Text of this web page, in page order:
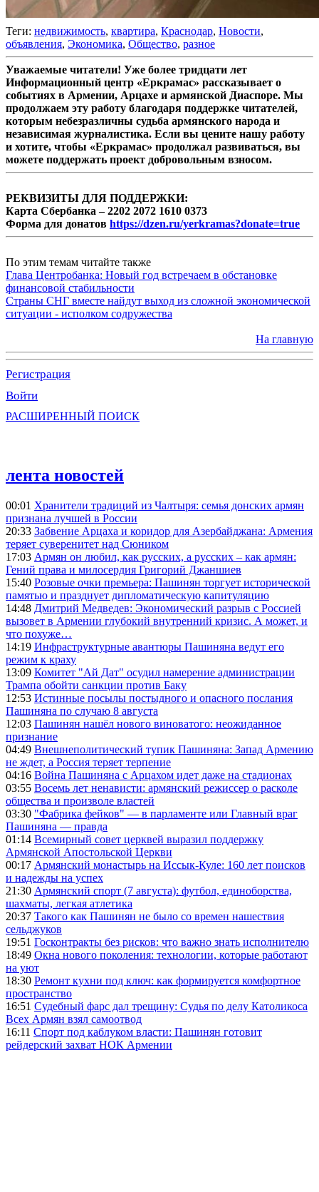
Теги: недвижимость, квартира, Краснодар, Новости,
объявления, Экономика, Общество, разное
Уважаемые читатели! Уже более тридцати лет
Информационный центр «Еркрамас» рассказывает о
событиях в Армении, Арцахе и армянской Диаспоре. Мы
продолжаем эту работу благодаря поддержке читателей,
которым небезразличны судьба армянского народа и
независимая журналистика. Если вы цените нашу работу
и хотите, чтобы «Еркрамас» продолжал развиваться, вы
можете поддержать проект добровольным взносом.
РЕКВИЗИТЫ ДЛЯ ПОДДЕРЖКИ:
Карта Сбербанка – 2202 2072 1610 0373
Форма для донатов https://dzen.ru/yerkramas?donate=true
По этим темам читайте также
Глава Центробанка: Новый год встречаем в обстановке
финансовой стабильности
Страны СНГ вместе найдут выход из сложной экономической
ситуации - исполком содружества
На главную
Регистрация
Войти
РАСШИРЕННЫЙ ПОИСК
лента новостей
00:01 Хранители традиций из Чалтыря: семья донских армян
признана лучшей в России
20:33 Забвение Арцаха и коридор для Азербайджана: Армения
теряет суверенитет над Сюником
17:03 Армян он любил, как русских, а русских – как армян:
Гений права и милосердия Григорий Джаншиев
15:40 Розовые очки премьера: Пашинян торгует исторической
памятью и празднует дипломатическую капитуляцию
14:48 Дмитрий Медведев: Экономический разрыв с Россией
вызовет в Армении глубокий внутренний кризис. А может, и
что похуже…
14:19 Инфраструктурные авантюры Пашиняна ведут его
режим к краху
13:09 Комитет "Ай Дат" осудил намерение администрации
Трампа обойти санкции против Баку
12:53 Истинные посылы постыдного и опасного послания
Пашиняна по случаю 8 августа
12:03 Пашинян нашёл нового виноватого: неожиданное
признание
04:49 Внешнеполитический тупик Пашиняна: Запад Армению
не ждет, а Россия теряет терпение
04:16 Война Пашиняна с Арцахом идет даже на стадионах
03:55 Восемь лет ненависти: армянский режиссер о расколе
общества и произволе властей
03:30 "Фабрика фейков" — в парламенте или Главный враг
Пашиняна — правда
01:14 Всемирный совет церквей выразил поддержку
Армянской Апостольской Церкви
00:17 Армянский монастырь на Иссык-Куле: 160 лет поисков
и надежды на успех
21:30 Армянский спорт (7 августа): футбол, единоборства,
шахматы, легкая атлетика
20:37 Такого как Пашинян не было со времен нашествия
сельджуков
19:51 Госконтракты без рисков: что важно знать исполнителю
18:49 Окна нового поколения: технологии, которые работают
на уют
18:30 Ремонт кухни под ключ: как формируется комфортное
пространство
16:51 Судебный фарс дал трещину: Судья по делу Католикоса
Всех Армян взял самоотвод
16:11 Спорт под каблуком власти: Пашинян готовит
рейдерский захват НОК Армении